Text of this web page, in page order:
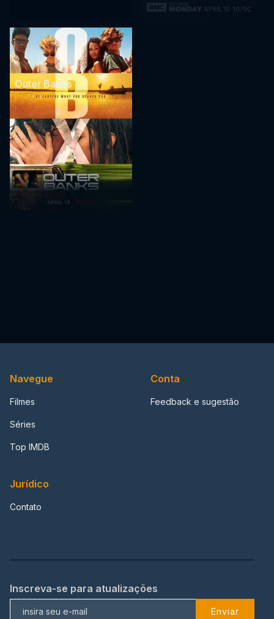
Outer Banks
Navegue
Filmes
Séries
Top IMDB
Conta
Feedback e sugestão
Jurídico
Contato
Inscreva-se para atualizações
Enviar